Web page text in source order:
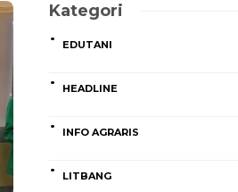
Kategori
EDUTANI
HEADLINE
INFO AGRARIS
LITBANG